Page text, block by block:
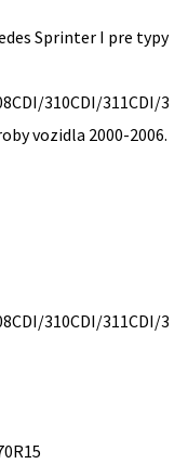
Sprinter I pre typy
310CDI/311CDI/3
vozidla 2000-2006.
310CDI/311CDI/3